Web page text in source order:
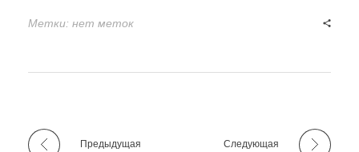
Метки: нет меток
Предыдущая
Следующая